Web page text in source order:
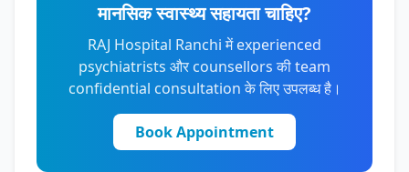
मानसिक स्वास्थ्य सहायता चाहिए?
RAJ Hospital Ranchi में experienced
psychiatrists और counsellors की team
confidential consultation के लिए उपलब्ध है।
Book Appointment